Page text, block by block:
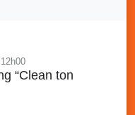
“Clean ton